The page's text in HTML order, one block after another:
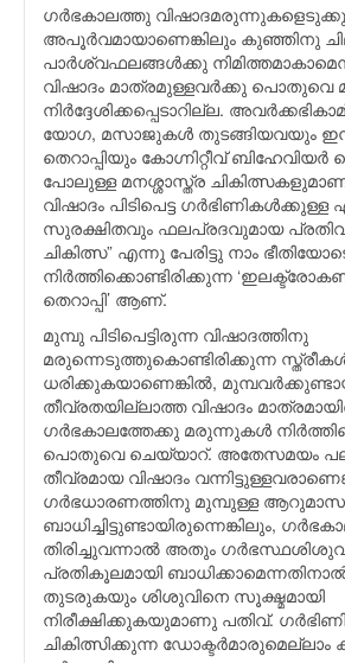
ഗര്‍ഭകാലത്തു
അപൂര്‍വമായാണെങ്കിലും കുഞ്ഞിനു
പാര്‍ശ്വഫലങ്ങള്‍ക്കു
വിഷാദം മാത്രമുള്ളവര്‍ക്കു
നിര്‍ദ്ദേശിക്കപ്പെടാറില്ല.
യോഗ, മസാജുകള്‍ തുടങ്ങിയവയും
തെറാപ്പിയും കോഗ്നിറ്റീവ് ബിഹേവിയര്‍
പോലുള്ള മനശ്ശാസ്ത്ര
വിഷാദം പിടിപെട്ട ഗര്‍ഭിണികള്‍ക്കുള്ള
സുരക്ഷിതവും ഫലപ്രദവുമായ
ചികിത്സ” എന്നു പേരിട്ടു നാം
നിര്‍ത്തിക്കൊണ്ടിരിക്കുന്ന
തെറാപ്പി’ ആണ്.
മുമ്പു പിടിപെട്ടിരുന്ന വിഷാദത്തിനു
മരുന്നെടുത്തുകൊണ്ടിരിക്കുന്ന
ധരിക്കുകയാണെങ്കില്‍,
തീവ്രതയില്ലാത്ത വിഷാദം
ഗര്‍ഭകാലത്തേക്കു മരുന്നുകള്‍
പൊതുവെ ചെയ്യാറ്. അതേസമയം
തീവ്രമായ വിഷാദം
ഗര്‍ഭധാരണത്തിനു മുമ്പുള്ള
ബാധിച്ചിട്ടുണ്ടായിരുന്നെങ്കിലും,
തിരിച്ചുവന്നാല്‍ അതും
പ്രതികൂലമായി
തുടരുകയും ശിശുവിനെ സൂക്ഷ്മമായി
നിരീക്ഷിക്കുകയുമാണു പതിവ്.
ചികിത്സിക്കുന്ന ഡോക്ടര്‍മാരുമെല്ലാം